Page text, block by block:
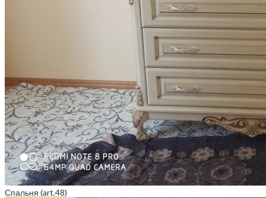
Спальня (art.48)